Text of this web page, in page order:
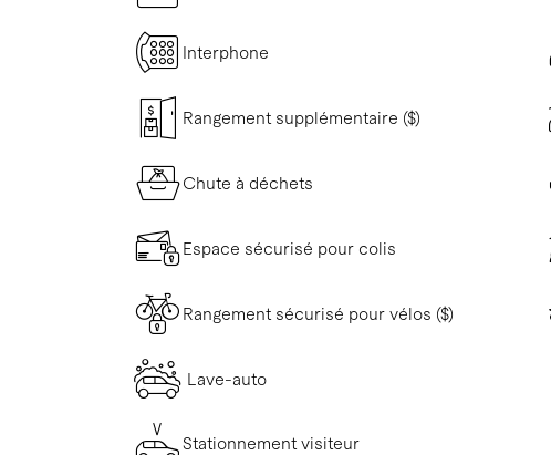
Interphone
Rangement supplémentaire ($)
Chute à déchets
Espace sécurisé pour colis
Rangement sécurisé pour vélos ($)
Lave-auto
Stationnement visiteur